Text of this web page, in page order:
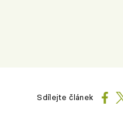
Sdílejte článek